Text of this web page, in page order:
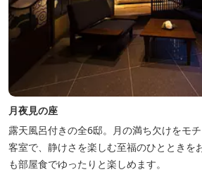
月夜見の座
露天風呂付きの全6邸。月の満ち欠けをモ
客室で、静けさを楽しむ至福のひとときを
も部屋食でゆったりと楽しめます。